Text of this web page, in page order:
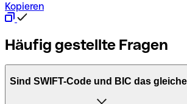
Kopieren
Häufig gestellte Fragen
Sind SWIFT-Code und BIC das